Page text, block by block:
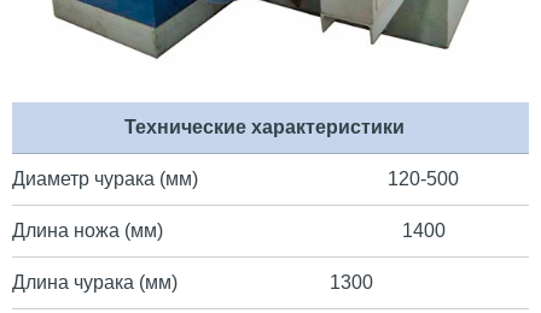
Технические характеристики
Диаметр чурака (мм) 120-500
Длина ножа (мм) 1400
Длина чурака (мм) 1300